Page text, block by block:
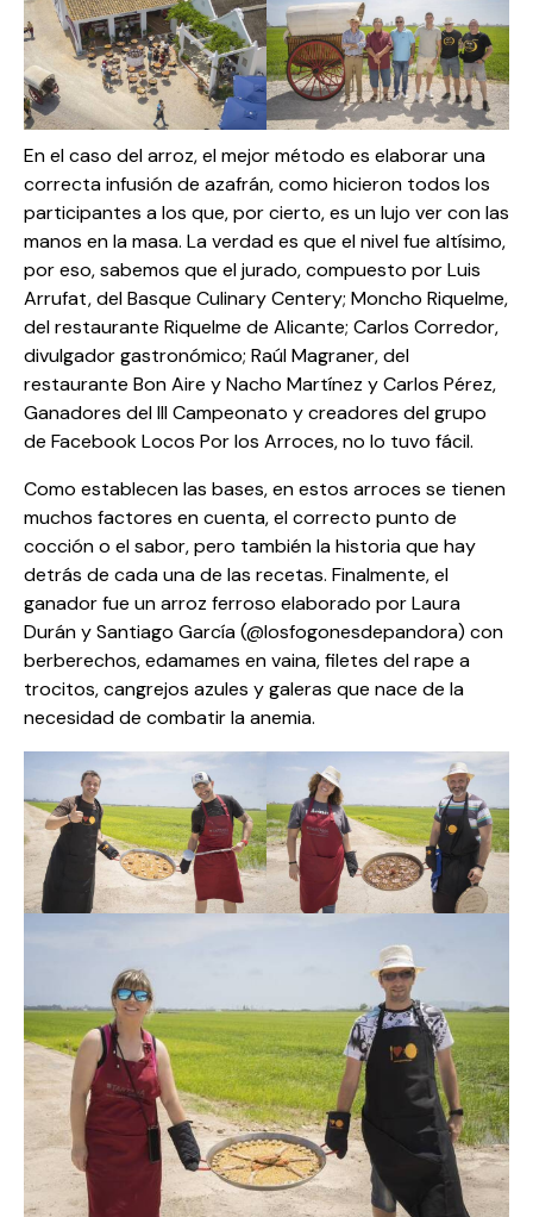
En el caso del arroz, el mejor método es elaborar una
correcta infusión de azafrán, como hicieron todos los
participantes a los que, por cierto, es un lujo ver con las
manos en la masa. La verdad es que el nivel fue altísimo,
por eso, sabemos que el jurado, compuesto por Luis
Arrufat, del Basque Culinary Centery; Moncho Riquelme,
del restaurante Riquelme de Alicante; Carlos Corredor,
divulgador gastronómico; Raúl Magraner, del
restaurante Bon Aire y Nacho Martínez y Carlos Pérez,
Ganadores del III Campeonato y creadores del grupo
de Facebook Locos Por los Arroces, no lo tuvo fácil.
Como establecen las bases, en estos arroces se tienen
muchos factores en cuenta, el correcto punto de
cocción o el sabor, pero también la historia que hay
detrás de cada una de las recetas. Finalmente, el
ganador fue un arroz ferroso elaborado por Laura
Durán y Santiago García (@losfogonesdepandora) con
berberechos, edamames en vaina, filetes del rape a
trocitos, cangrejos azules y galeras que nace de la
necesidad de combatir la anemia.